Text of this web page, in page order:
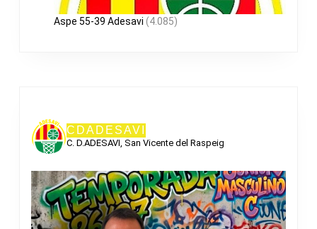
Aspe 55-39 Adesavi (4.085)
CDADESAVI
C. D.ADESAVI, San Vicente del Raspeig